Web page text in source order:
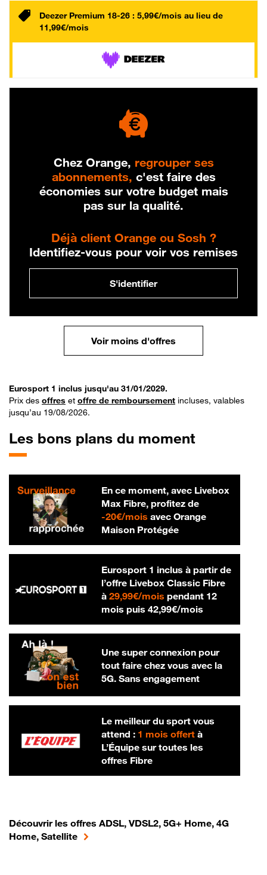
Deezer Premium 18-26 : 5,99€/mois au lieu de
11,99€/mois
Chez Orange, regrouper ses
abonnements, c'est faire des
économies sur votre budget mais
pas sur la qualité.
Déjà client Orange ou Sosh ?
Identifiez-vous pour voir vos remises
S'identifier
Voir moins d'offres
Eurosport 1 inclus jusqu'au 31/01/2029.
Prix des offres et offre de remboursement incluses, valables
jusqu’au 19/08/2026.
Les bons plans du moment
En ce moment, avec Livebox
Max Fibre, profitez de
-20€/mois20 € par mois
avec Orange
Maison Protégée
Eurosport 1 inclus à partir de
l’offre Livebox Classic Fibre
à 29,99€/mois29,99 € par mois
pendant 12
mois puis 42,99€/mois42,99 € par
Une super connexion pour
tout faire chez vous avec la
5G. Sans engagement
Le meilleur du sport vous
attend : 1 mois offertà
L’Équipe sur toutes les
offres Fibre
Découvrir les offres ADSL, VDSL2, 5G+ Home, 4G
Home, Satellite